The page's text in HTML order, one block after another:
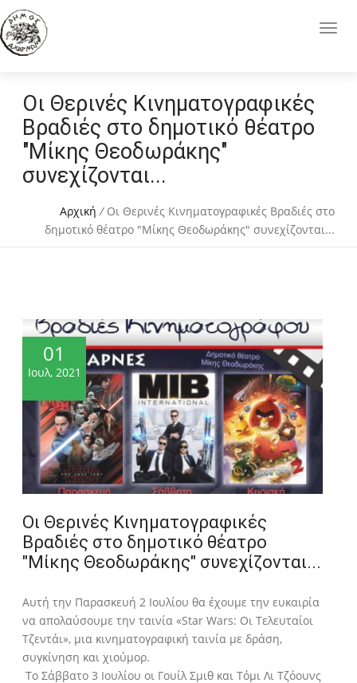
Οι Θερινές Κινηματογραφικές
Βραδιές στο δημοτικό θέατρο
"Μίκης Θεοδωράκης"
συνεχίζονται...
Αρχική / Οι Θερινές Κινηματογραφικές Βραδιές στο
δημοτικό θέατρο "Μίκης Θεοδωράκης" συνεχίζονται...
01
Ιουλ, 2021
Οι Θερινές Κινηματογραφικές
Βραδιές στο δημοτικό θέατρο
"Μίκης Θεοδωράκης" συνεχίζονται...
Αυτή την Παρασκευή 2 Ιουλίου θα έχουμε την ευκαιρία
να απολαύσουμε την ταινία «Star Wars: Οι Τελευταίοι
Τζεντάι», μια κινηματογραφική ταινία με δράση,
συγκίνηση και χιούμορ.
Το Σάββατο 3 Ιουλίου οι Γουίλ Σμιθ και Τόμι Λι Τζόουνς